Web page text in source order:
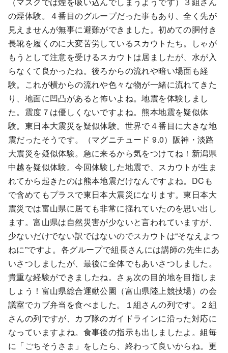
の煙体験。４番目のグループだった事もあり、全く先が
見えませんが無事に避難ができました。初めての胴付き
長靴を履くのに大変苦労しているスカウトたち。しゃが
もうとして注意を受けるスカウトは居ましたが、水が入
らなくて良かったね。後ろからの流れや暗い場面も経
験。これが横からの流れや色々な物が一緒に流れてきた
り、地面に凹凸があると怖いよね。地震を体験しまし
た。震度７は優しくないですよね。熊本地震を疑似体
験。東日本大震災を疑似体験。世界で４番目に大きな地
震だったそうです。（マグニチュード 9.0）阪神・淡路
大震災を疑似体験。急に来るから気をつけてね！新潟県
中越を疑似体験。今回体験した地震で、スカウトが生ま
れてから起きたのは熊本地震だけなんですよね。DCも
で含めてもプラスで東日本大震災になります。東日本大
震災では富山県に居ても非常に揺れていたのを思い出し
ます。富山県は自然災害が少ないと言われていますが、
少ないだけでない訳ではないのでスカウトは“そなえよつ
ねに”ですよ。各グループで組長さんには講師の先生にあ
いさつしましたが、最後に全体でもあいさつしました。
貴重な経験ができましたね。さぁ次の目的地を目指しま
しょう！富山県総合運動公園（富山県陸上競技場）の会
議室でカブ弁当を食べました。１組さんの列です。２組
さんの列ですが、カブ隊のガイドラインに沿った対応に
なっていますよね。食事後の指示も出しましたよ。組毎
に「ごちそうさま」をしたら、終わって良いからね。更